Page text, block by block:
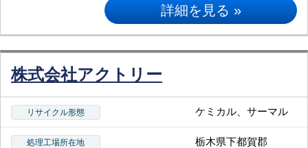
詳細を見る »
株式会社アクトリー
リサイクル形態 ケミカル、サーマル
処理工場所在地 栃木県下都賀郡